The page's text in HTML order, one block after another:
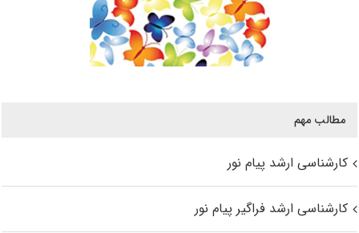
مطالب مهم
کارشناسی ارشد پیام نور
کارشناسی ارشد فراگیر پیام نور